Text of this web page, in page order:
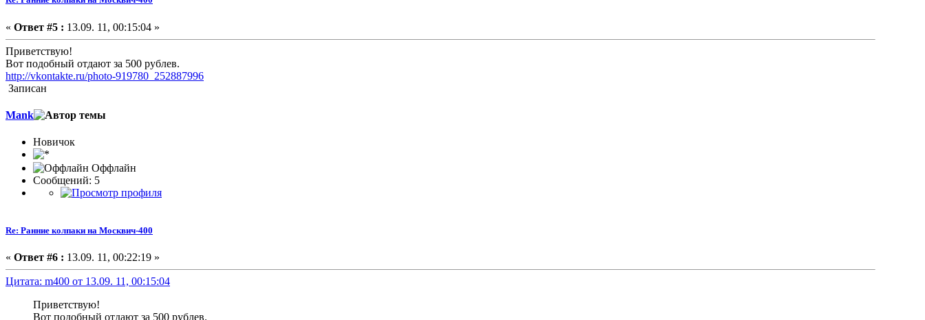
« Ответ #5 : 13.09. 11, 00:15:04 »
Приветствую!
Вот подобный отдают за 500 рублев.
http://vkontakte.ru/photo-919780_252887996
Записан
Mank
Новичок
Оффлайн
Сообщений: 5
Re: Ранние колпаки на Москвич-400
« Ответ #6 : 13.09. 11, 00:22:19 »
Цитата: m400 от 13.09. 11, 00:15:04
Приветствую!
Вот подобный отдают за 500 рублев.